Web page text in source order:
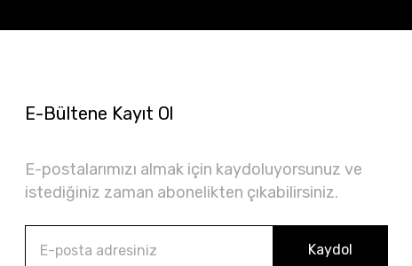
E-Bültene Kayıt Ol
E-postalarımızı almak için kaydoluyorsunuz ve
istediğiniz zaman abonelikten çıkabilirsiniz.
Kaydol